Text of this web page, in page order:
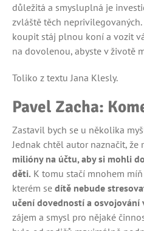
důležitá a smysluplná je
zvláště těch
koupit stáj plnou koní a vozit
na dovolenou, abyste v životě
Toliko z textu Jana Klesly.
Pavel Zacha:
Zastavil bych se u několika
Jednak chtěl autor naznačit, že r
milióny na účtu, aby si mohli
děti. K tomu stačí mnohem
kterém se dítě nebude
učení dovedností a osvojování
zájem a smysl pro nějaké